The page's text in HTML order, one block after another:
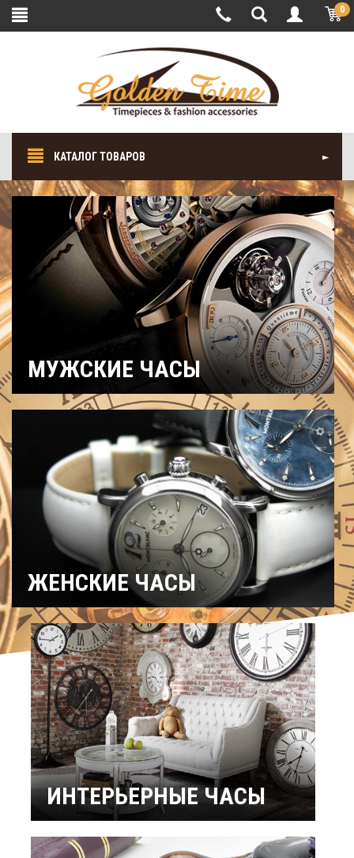
0
КАТАЛОГ ТОВАРОВ
МУЖСКИЕ ЧАСЫ
Рыбацкие
Охотничьи
Механические
Кварцевые
Хронографы
Электронные
Спортивные
Карманные
Дайверские Скелетоны
ЖЕНСКИЕ ЧАСЫ
Спортивные Керамические
Механические
На ремешке
С
бриллиантами
Титановые
Хронографы
ИНТЕРЬЕРНЫЕ ЧАСЫ
Будильники
Бренды